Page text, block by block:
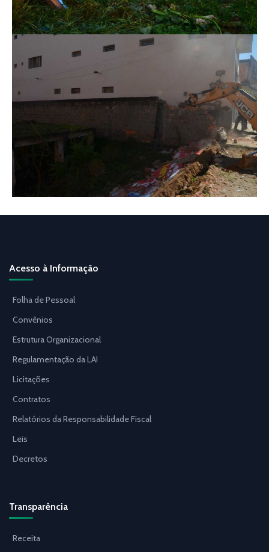
Acesso à Informação
Folha de Pessoal
Convênios
Estrutura Organizacional
Regulamentação da LAI
Licitações
Contratos
Relatórios da Responsabilidade Fiscal
Leis
Decretos
Transparência
Receita